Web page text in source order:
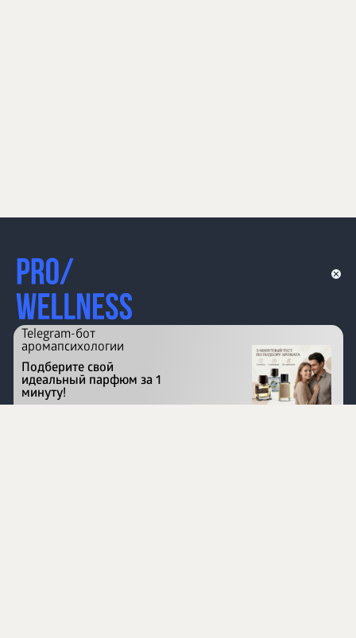
Перейти на сайт
Telegram-бот
аромапсихологии
Подберите свой
идеальный парфюм за 1
минуту!